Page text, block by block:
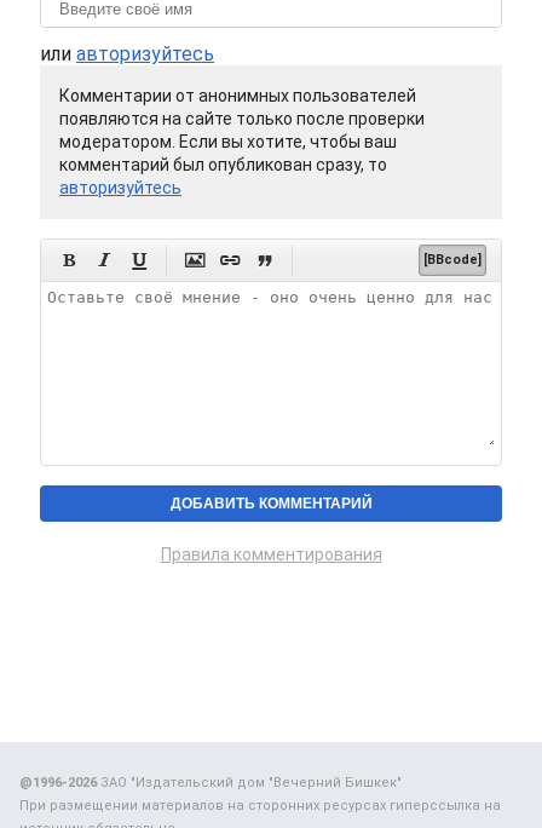
или авторизуйтесь
Комментарии от анонимных пользователей
появляются на сайте только после проверки
модератором. Если вы хотите, чтобы ваш
комментарий был опубликован сразу, то
авторизуйтесь
      [BBcode]
Правила комментирования
@1996-2026ЗАО "Издательский дом "Вечерний Бишкек"
При размещении материалов на сторонних ресурсах гиперссылка на